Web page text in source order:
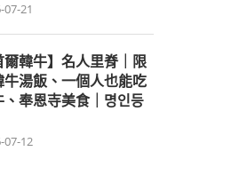
07-21
爾韓牛】名人里脊｜限
牛湯飯、一個人也能吃
、奉恩寺美食｜명인등
07-12